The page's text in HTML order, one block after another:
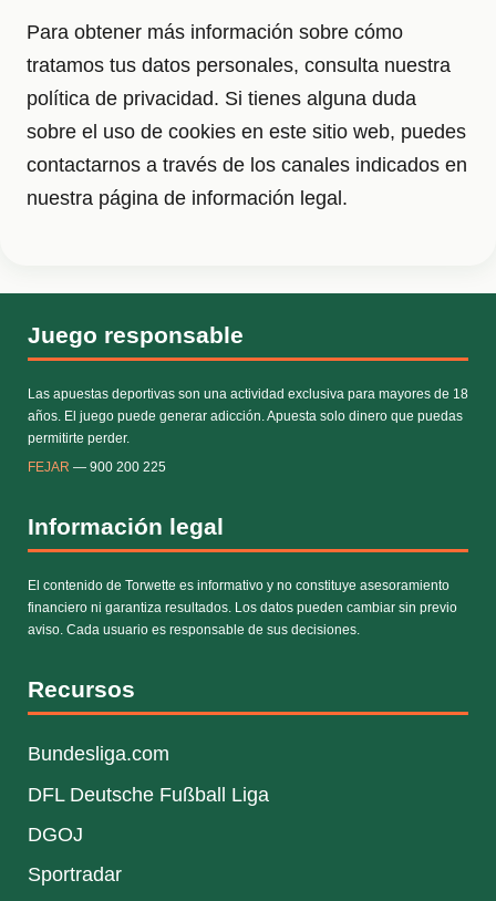
Para obtener más información sobre cómo
tratamos tus datos personales, consulta nuestra
política de privacidad. Si tienes alguna duda
sobre el uso de cookies en este sitio web, puedes
contactarnos a través de los canales indicados en
nuestra página de información legal.
Juego responsable
Las apuestas deportivas son una actividad exclusiva para mayores de 18
años. El juego puede generar adicción. Apuesta solo dinero que puedas
permitirte perder.
FEJAR — 900 200 225
Información legal
El contenido de Torwette es informativo y no constituye asesoramiento
financiero ni garantiza resultados. Los datos pueden cambiar sin previo
aviso. Cada usuario es responsable de sus decisiones.
Recursos
Bundesliga.com
DFL Deutsche Fußball Liga
DGOJ
Sportradar